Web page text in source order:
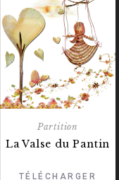
Partition
La Valse du Pantin
TÉLÉCHARGER